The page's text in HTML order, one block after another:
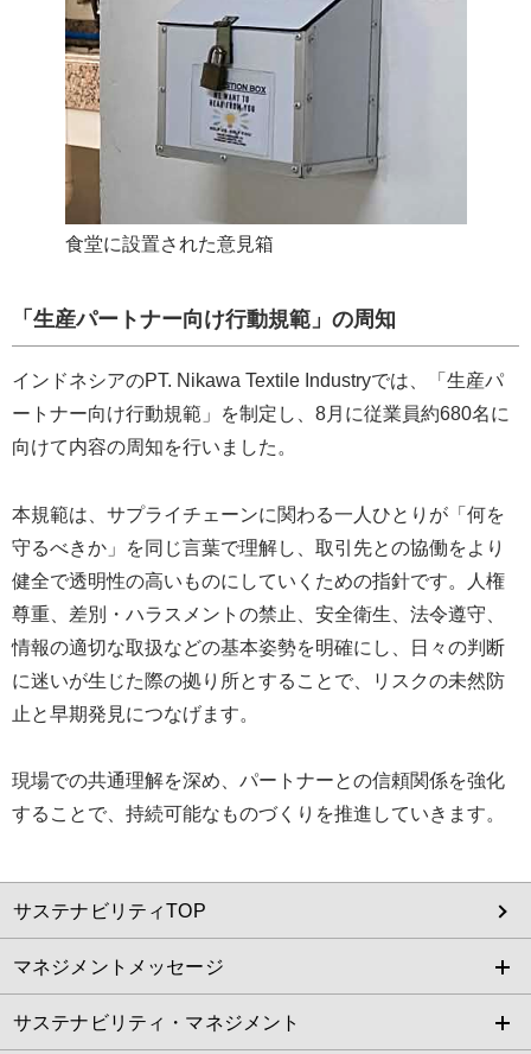
食堂に設置された意見箱
「生産パートナー向け行動規範」の周知
インドネシアのPT. Nikawa Textile Industryでは、「生産パ
ートナー向け行動規範」を制定し、8月に従業員約680名に
向けて内容の周知を行いました。
本規範は、サプライチェーンに関わる一人ひとりが「何を
守るべきか」を同じ言葉で理解し、取引先との協働をより
健全で透明性の高いものにしていくための指針です。人権
尊重、差別・ハラスメントの禁止、安全衛生、法令遵守、
情報の適切な取扱などの基本姿勢を明確にし、日々の判断
に迷いが生じた際の拠り所とすることで、リスクの未然防
止と早期発見につなげます。
現場での共通理解を深め、パートナーとの信頼関係を強化
することで、持続可能なものづくりを推進していきます。
サステナビリティTOP
マネジメントメッセージ
サステナビリティ・マネジメント